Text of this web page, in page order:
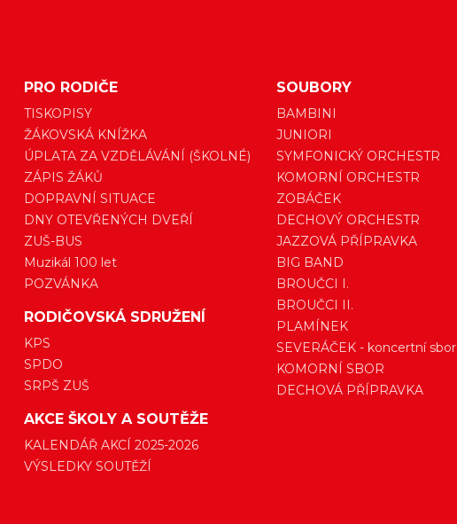
PRO RODIČE
TISKOPISY
ŽÁKOVSKÁ KNÍŽKA
ÚPLATA ZA VZDĚLÁVÁNÍ (ŠKOLNÉ)
ZÁPIS ŽÁKŮ
DOPRAVNÍ SITUACE
DNY OTEVŘENÝCH DVEŘÍ
ZUŠ-BUS
Muzikál 100 let
POZVÁNKA
RODIČOVSKÁ SDRUŽENÍ
KPS
SPDO
SRPŠ ZUŠ
AKCE ŠKOLY A SOUTĚŽE
KALENDÁŘ AKCÍ 2025-2026
VÝSLEDKY SOUTĚŽÍ
SOUBORY
BAMBINI
JUNIORI
SYMFONICKÝ ORCHESTR
KOMORNÍ ORCHESTR
ZOBÁČEK
DECHOVÝ ORCHESTR
JAZZOVÁ PŘÍPRAVKA
BIG BAND
BROUČCI I.
BROUČCI II.
PLAMÍNEK
SEVERÁČEK - koncertní sbor
KOMORNÍ SBOR
DECHOVÁ PŘÍPRAVKA